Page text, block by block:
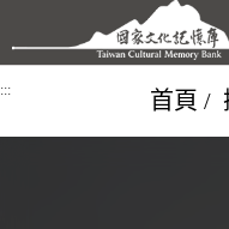
跳到主要內容區塊
::: 首頁